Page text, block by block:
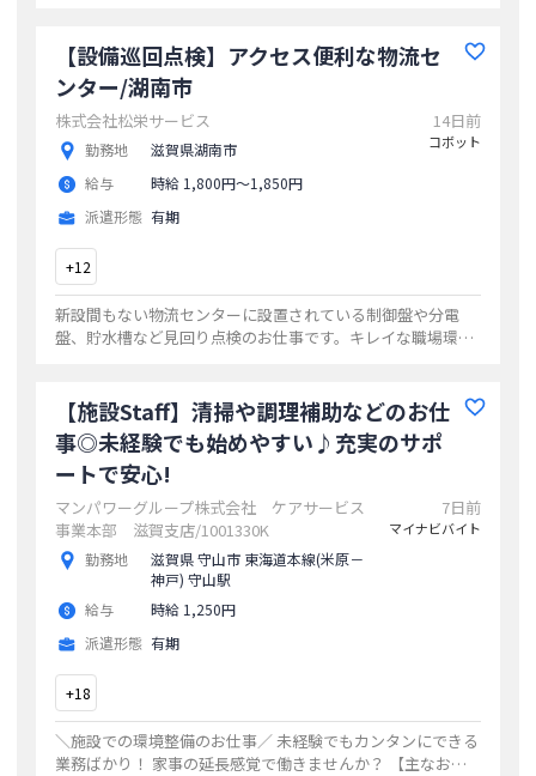
【設備巡回点検】アクセス便利な物流セ
ンター/湖南市
株式会社松栄サービス
勤務地
滋賀県湖南市
給与
時給 1,800円〜1,850円
派遣形態 有期
14日前
コボット
+12
新設間もない物流センターに設置されている制御盤や分電
盤、貯水槽など見回り点検のお仕事です。キレイな職場環
【施設Staff】清掃や調理補助などのお仕
事◎未経験でも始めやすい♪充実のサポ
ートで安心!
マンパワーグループ株式会社 ケアサービス
事業本部 滋賀支店/1001330K
勤務地
滋賀県 守山市 東海道本線(米原－
神戸) 守山駅
給与
時給 1,250円
派遣形態 有期
7日前
マイナビバイト
+18
＼施設での環境整備のお仕事／ 未経験でもカンタンにできる
業務ばかり！ 家事の延長感覚で働きませんか？ 【主なお仕